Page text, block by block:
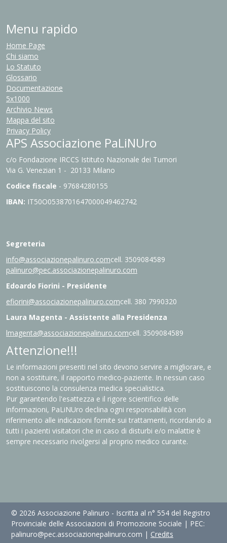
Menu rapido
Home Page
Chi siamo
Lo Statuto
Glossario
Documentazione
5x1000
Archivio News
Mappa del sito
Privacy Policy
APS Associazione PaLiNUro
c/o Fondazione IRCCS Istituto Nazionale dei Tumori
Via G. Venezian 1 - 20133 Milano
Codice fiscale - 97684280155
IBAN: IT50O0538701647000049462742
Segreteria
info@associazionepalinuro.comcell. 3509084589
palinuro@pec.associazionepalinuro.com
Edoardo Fiorini - Presidente
efiorini@associazionepalinuro.comcell. 380 7990320
Laura Magenta - Assistente alla Presidenza
lmagenta@associazionepalinuro.comcell. 3509084589
Attenzione!!!
Le informazioni presenti nel sito devono servire a migliorare, e
non a sostituire, il rapporto medico-paziente. In nessun caso
sostituiscono la consulenza medica specialistica.
Pur garantendo l'esattezza e il rigore scientifico delle
informazioni, PaLiNUro declina ogni responsabilità con
riferimento alle indicazioni fornite sui trattamenti, ricordando a
tutti i pazienti visitatori che in caso di disturbi e/o malattie è
sempre necessario rivolgersi al proprio medico curante.
© 2026 Associazione Palinuro - Iscritta al n° 554 del Registro
Provinciale delle Associazioni di Promozione Sociale | PEC:
palinuro@pec.associazionepalinuro.com | Credits